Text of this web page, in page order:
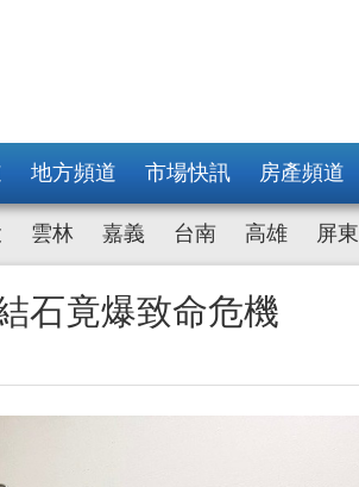
地方頻道 市場快訊 房產頻道
雲林 嘉義 台南 高雄 屏東
石竟爆致命危機